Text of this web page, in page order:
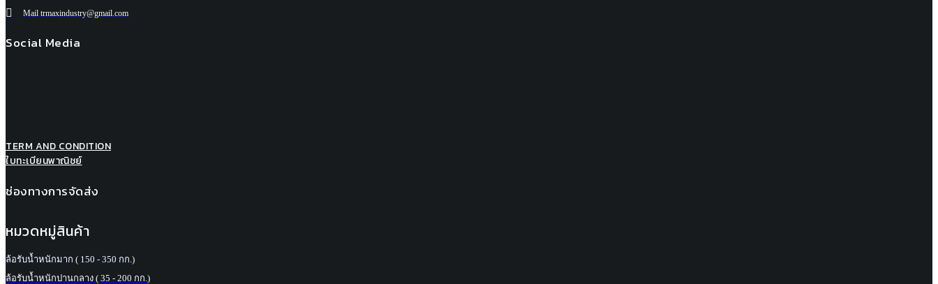
Mail trmaxindustry@gmail.com
Social Media
TERM AND CONDITION
ใบทะเบียนพาณิชย์
ช่องทางการจัดส่ง
หมวดหมู่สินค้า
ล้อรับน้ำหนักมาก ( 150 - 350 กก.)
ล้อรับน้ำหนักปานกลาง ( 35 - 200 กก.)